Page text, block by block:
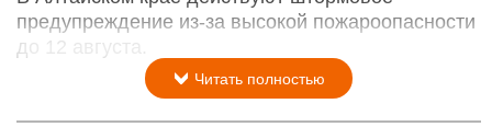
предупреждение из-за высокой пожароопасности
до 12 августа.
Читать полностью